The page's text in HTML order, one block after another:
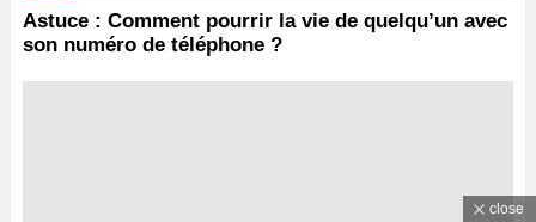
Astuce : Comment pourrir la vie de quelqu’un avec
son numéro de téléphone ?
close